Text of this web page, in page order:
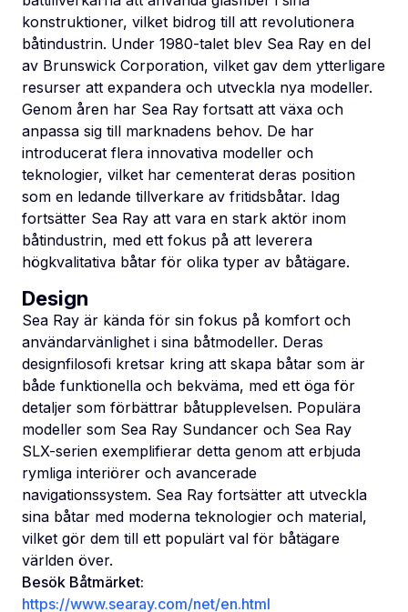
konstruktioner, vilket bidrog till att revolutionera
båtindustrin. Under 1980-talet blev Sea Ray en del
av Brunswick Corporation, vilket gav dem ytterligare
resurser att expandera och utveckla nya modeller.
Genom åren har Sea Ray fortsatt att växa och
anpassa sig till marknadens behov. De har
introducerat flera innovativa modeller och
teknologier, vilket har cementerat deras position
som en ledande tillverkare av fritidsbåtar. Idag
fortsätter Sea Ray att vara en stark aktör inom
båtindustrin, med ett fokus på att leverera
högkvalitativa båtar för olika typer av båtägare.
Design
Sea Ray är kända för sin fokus på komfort och
användarvänlighet i sina båtmodeller. Deras
designfilosofi kretsar kring att skapa båtar som är
både funktionella och bekväma, med ett öga för
detaljer som förbättrar båtupplevelsen. Populära
modeller som Sea Ray Sundancer och Sea Ray
SLX-serien exemplifierar detta genom att erbjuda
rymliga interiörer och avancerade
navigationssystem. Sea Ray fortsätter att utveckla
sina båtar med moderna teknologier och material,
vilket gör dem till ett populärt val för båtägare
världen över.
Besök Båtmärket:
https://www.searay.com/net/en.html